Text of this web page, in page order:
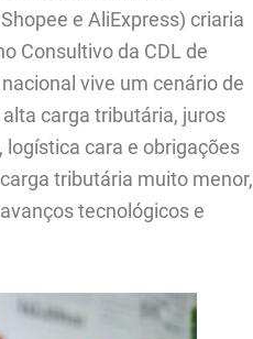
e AliExpress) criaria
Consultivo da CDL de
vive um cenário de
carga tributária, juros
cara e obrigações
tributária muito menor,
tecnológicos e